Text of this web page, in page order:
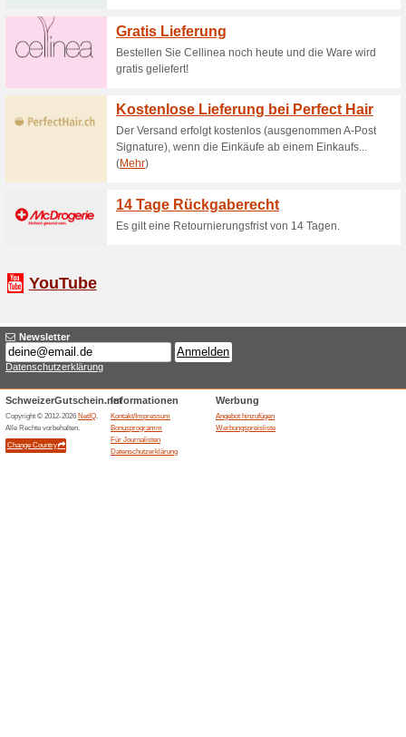
Bis zu 50 % Rabatt
Kontaktlins
100% funktioniert
Bis zu 50 % Rabatt auf
Mister Spex.
30-Tage-
100% funktioniert
Sollten Sie mit Ihrem Einkauf